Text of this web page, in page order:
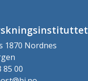
1870 Nordnes
85 00